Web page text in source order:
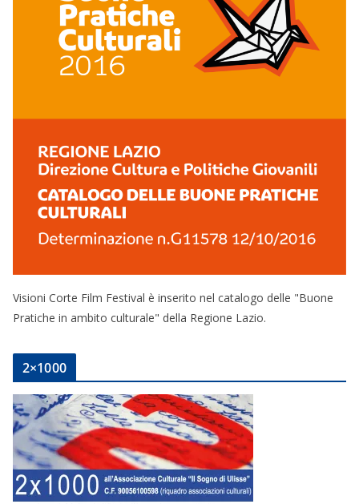
Visioni Corte Film Festival è inserito nel catalogo delle "Buone
Pratiche in ambito culturale" della Regione Lazio.
2×1000